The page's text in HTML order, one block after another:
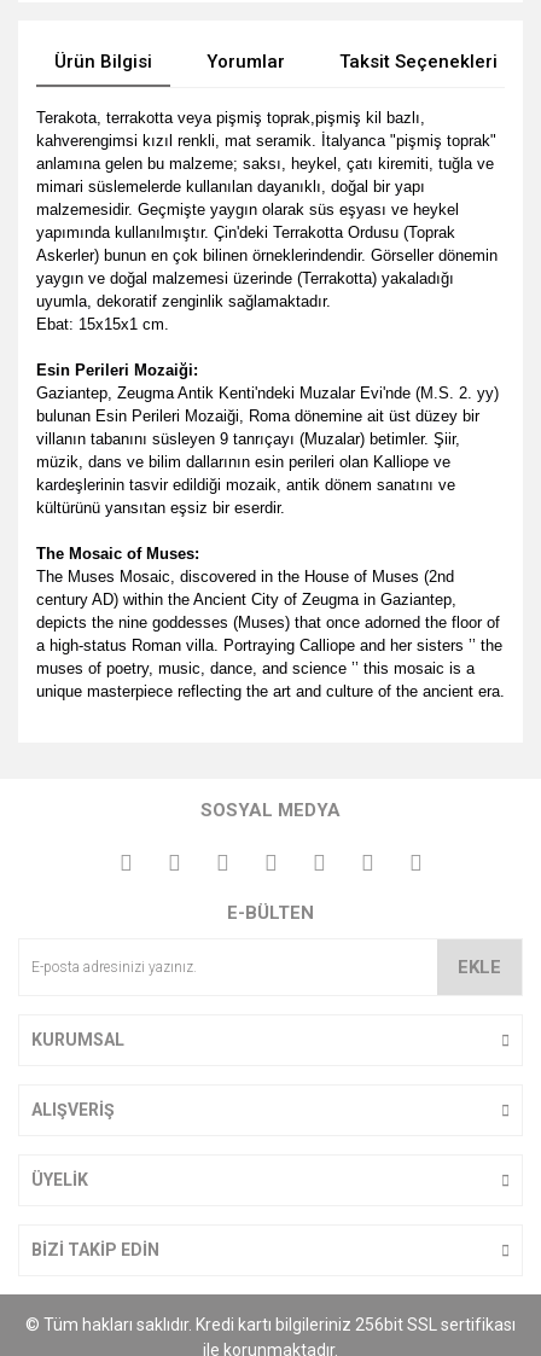
Ürün Bilgisi Yorumlar Taksit Seçenekleri
Terakota, terrakotta veya pişmiş toprak,pişmiş kil bazlı,
kahverengimsi kızıl renkli, mat seramik. İtalyanca "pişmiş toprak"
anlamına gelen bu malzeme; saksı, heykel, çatı kiremiti, tuğla ve
mimari süslemelerde kullanılan dayanıklı, doğal bir yapı
malzemesidir. Geçmişte yaygın olarak süs eşyası ve heykel
yapımında kullanılmıştır. Çin'deki Terrakotta Ordusu (Toprak
Askerler) bunun en çok bilinen örneklerindendir. Görseller dönemin
yaygın ve doğal malzemesi üzerinde (Terrakotta) yakaladığı
uyumla, dekoratif zenginlik sağlamaktadır.
Ebat: 15x15x1 cm.
Esin Perileri Mozaiği:
Gaziantep, Zeugma Antik Kenti'ndeki Muzalar Evi'nde (M.S. 2. yy)
bulunan Esin Perileri Mozaiği, Roma dönemine ait üst düzey bir
villanın tabanını süsleyen 9 tanrıçayı (Muzalar) betimler. Şiir,
müzik, dans ve bilim dallarının esin perileri olan Kalliope ve
kardeşlerinin tasvir edildiği mozaik, antik dönem sanatını ve
kültürünü yansıtan eşsiz bir eserdir.
The Mosaic of Muses:
The Muses Mosaic, discovered in the House of Muses (2nd
century AD) within the Ancient City of Zeugma in Gaziantep,
depicts the nine goddesses (Muses) that once adorned the floor of
a high-status Roman villa. Portraying Calliope and her sisters ’’ the
muses of poetry, music, dance, and science ’’ this mosaic is a
unique masterpiece reflecting the art and culture of the ancient era.
kullanarak tarafımıza iletebilirsiniz.
Görüş ve önerileriniz için teşekkür ederiz.
Ürün açıklamasında eksik bilgiler bulunuyor.
SOSYAL MEDYA
E-BÜLTEN
EKLE
KURUMSAL
ALIŞVERİŞ
ÜYELİK
BİZİ TAKİP EDİN
© Tüm hakları saklıdır. Kredi kartı bilgileriniz 256bit SSL sertifikası
ile korunmaktadır.